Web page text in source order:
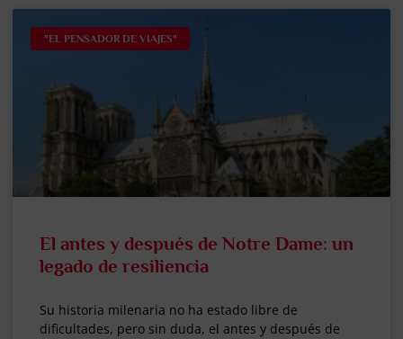
"EL PENSADOR DE VIAJES"
El antes y después de Notre Dame: un
legado de resiliencia
Su historia milenaria no ha estado libre de
dificultades, pero sin duda, el antes y después de